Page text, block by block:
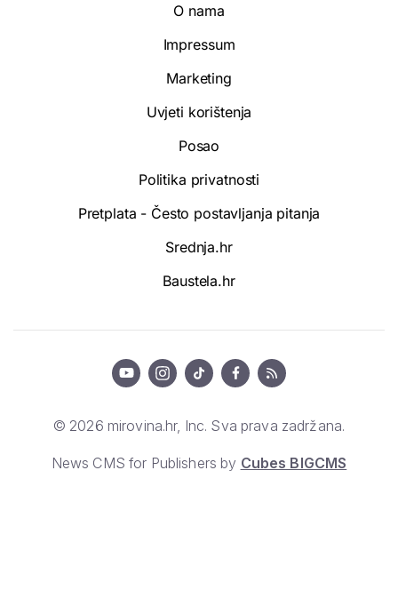
O nama
Impressum
Marketing
Uvjeti korištenja
Posao
Politika privatnosti
Pretplata - Često postavljanja pitanja
Srednja.hr
Baustela.hr
© 2026 mirovina.hr, Inc. Sva prava zadržana.
News CMS for Publishers by Cubes BIGCMS